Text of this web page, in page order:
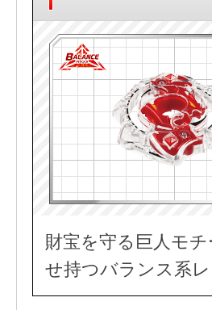
財宝を守る巨人モ
せ持つバランス系レ